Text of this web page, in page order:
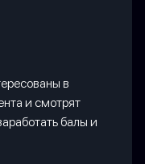
в
и смотрят
балы и